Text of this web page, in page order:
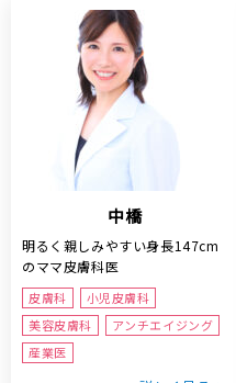
中橋
明るく親しみやすい身長147cm
のママ皮膚科医
皮膚科
小児皮膚科
美容皮膚科
アンチエイジング
産業医